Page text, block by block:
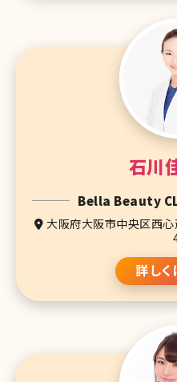
石川
Bella Beauty
大阪府大阪市中央区西
詳しく